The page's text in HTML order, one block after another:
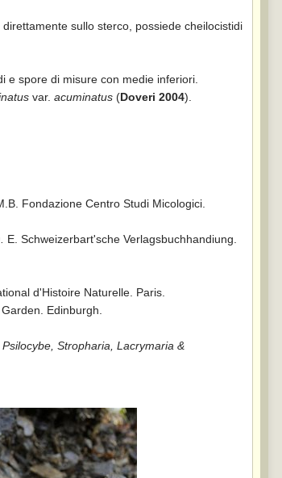
sullo sterco, possiede cheilocistidi
e spore di misure con medie inferiori.
var. acuminatus (Doveri 2004).
Fondazione Centro Studi Micologici.
E. Schweizerbart'sche Verlagsbuchhandiung.
d'Histoire Naturelle. Paris.
Edinburgh.
Stropharia, Lacrymaria &